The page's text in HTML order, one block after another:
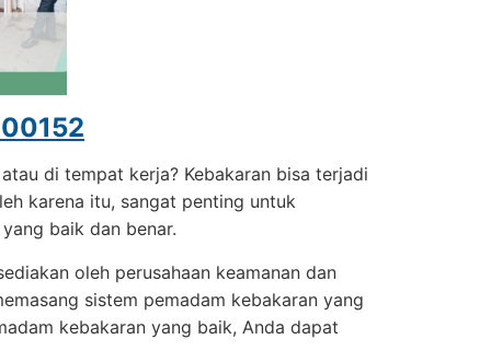
di tempat kerja? Kebakaran bisa terjadi
karena itu, sangat penting untuk
baik dan benar.
oleh perusahaan keamanan dan
sistem pemadam kebakaran yang
kebakaran yang baik, Anda dapat